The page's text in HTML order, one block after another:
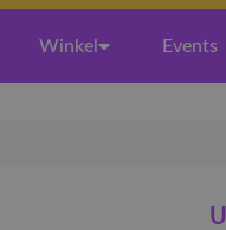
Winkel Events